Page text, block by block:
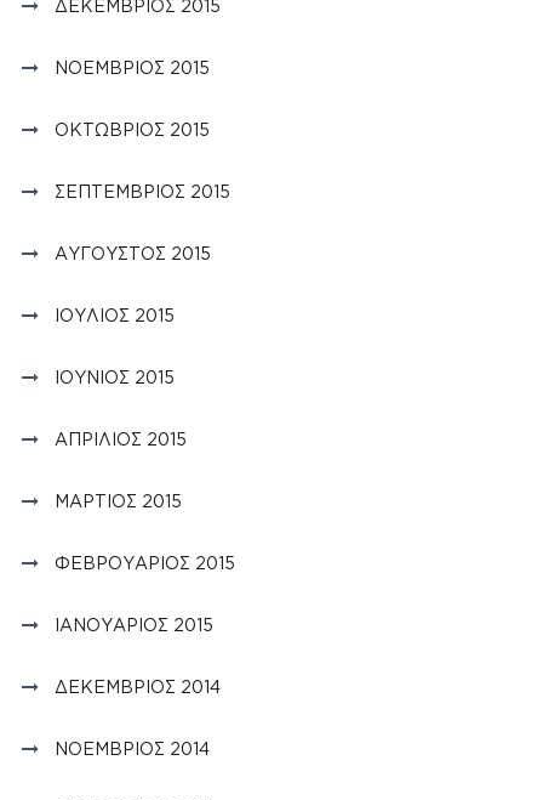
ΔΕΚΈΜΒΡΙΟΣ 2015
ΝΟΈΜΒΡΙΟΣ 2015
ΟΚΤΏΒΡΙΟΣ 2015
ΣΕΠΤΈΜΒΡΙΟΣ 2015
ΑΎΓΟΥΣΤΟΣ 2015
ΙΟΎΛΙΟΣ 2015
ΙΟΎΝΙΟΣ 2015
ΑΠΡΊΛΙΟΣ 2015
ΜΆΡΤΙΟΣ 2015
ΦΕΒΡΟΥΆΡΙΟΣ 2015
ΙΑΝΟΥΆΡΙΟΣ 2015
ΔΕΚΈΜΒΡΙΟΣ 2014
ΝΟΈΜΒΡΙΟΣ 2014